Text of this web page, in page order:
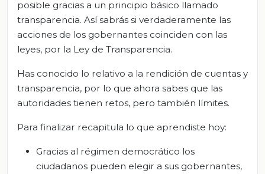
posible gracias a un principio básico llamado
transparencia. Así sabrás si verdaderamente las
acciones de los gobernantes coinciden con las
leyes, por la Ley de Transparencia.
Has conocido lo relativo a la rendición de cuentas y
transparencia, por lo que ahora sabes que las
autoridades tienen retos, pero también límites.
Para finalizar recapitula lo que aprendiste hoy:
Gracias al régimen democrático los
ciudadanos pueden elegir a sus gobernantes,